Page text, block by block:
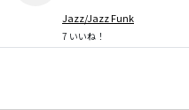
Jazz/Jazz Funk
7 いいね！